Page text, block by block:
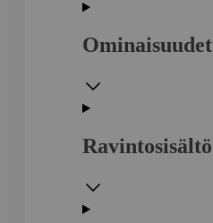
Ominaisuudet
Ravintosisältö